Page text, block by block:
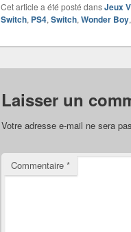
Cet article a été posté dansJeux
Switch, PS4, Switch, Wonder Boy,
Laisser un
Votre adresse e-mail ne sera
Commentaire *